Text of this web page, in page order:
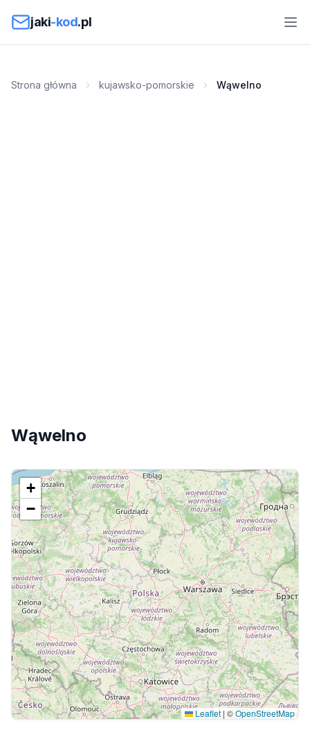
jaki-kod.pl
Strona główna kujawsko-pomorskie Wąwelno
Wąwelno
+
−
Leaflet | ©OpenStreetMap